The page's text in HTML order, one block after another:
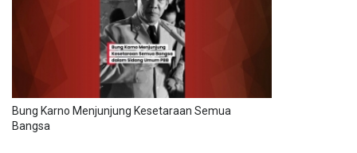
Bung Karno Menjunjung Kesetaraan Semua
Bangsa